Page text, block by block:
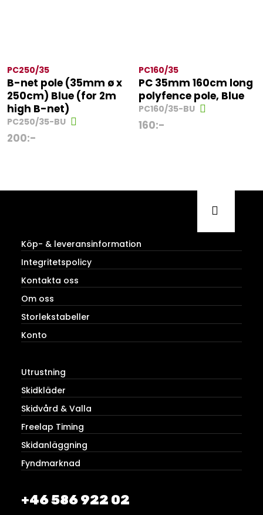
PC250/35
B-net pole (35mm ø x
250cm) Blue (for 2m
high B-net)
PC250/35-BU
200:-
PC160/35
PC 35mm 160cm long
polyfence pole, Blue
PC160/35-BU
160:-
Köp- & leveransinformation
Integritetspolicy
Kontakta oss
Om oss
Storlekstabeller
Konto
Utrustning
Skidkläder
Skidvård & Valla
Freelap Timing
Skidanläggning
Fyndmarknad
+46 586 922 02